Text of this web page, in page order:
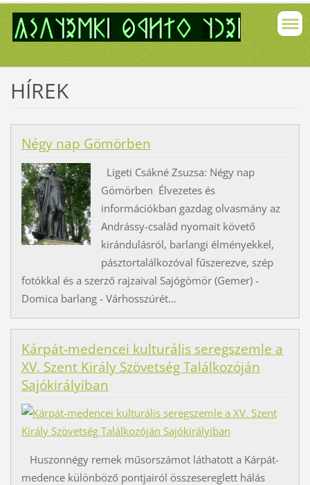
HÍREK
Négy nap Gömörben
Ligeti Csákné Zsuzsa: Négy nap
Gömörben Élvezetes és
információkban gazdag olvasmány az
Andrássy-család nyomait követő
kirándulásról, barlangi élményekkel,
pásztortalálkozóval fűszerezve, szép
fotókkal és a szerző rajzaival Sajógömör (Gemer) -
Domica barlang - Várhosszúrét...
Kárpát-medencei kulturális seregszemle a
XV. Szent Király Szövetség Találkozóján
Sajókirályiban
Huszonnégy remek műsorszámot láthatott a Kárpát-
medence különböző pontjairól összesereglett hálás